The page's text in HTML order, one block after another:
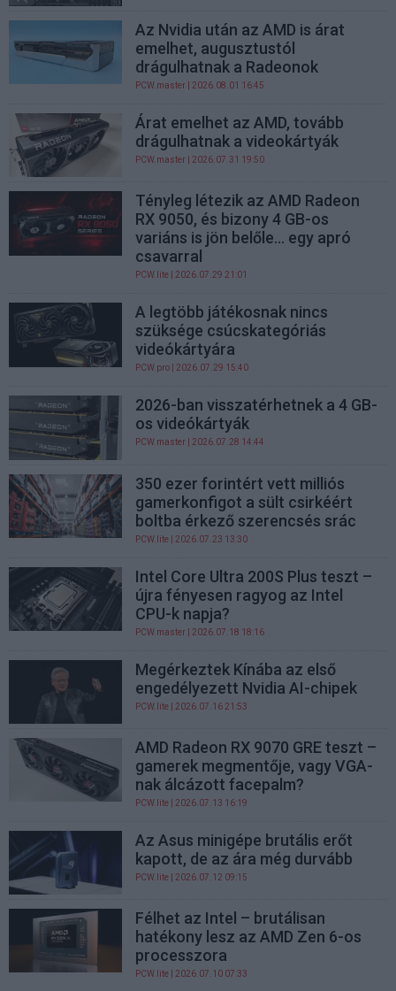
Az Nvidia után az AMD is árat
emelhet, augusztustól
drágulhatnak a Radeonok
PCW.master | 2026.08.01 16:45
Árat emelhet az AMD, tovább
drágulhatnak a videokártyák
PCW.master | 2026.07.31 19:50
Tényleg létezik az AMD Radeon
RX 9050, és bizony 4 GB-os
variáns is jön belőle... egy apró
csavarral
PCW.lite | 2026.07.29 21:01
A legtöbb játékosnak nincs
szüksége csúcskategóriás
videókártyára
PCW.pro | 2026.07.29 15:40
2026-ban visszatérhetnek a 4 GB-
os videókártyák
PCW.master | 2026.07.28 14:44
350 ezer forintért vett milliós
gamerkonfigot a sült csirkéért
boltba érkező szerencsés srác
PCW.lite | 2026.07.23 13:30
Intel Core Ultra 200S Plus teszt –
újra fényesen ragyog az Intel
CPU-k napja?
PCW.master | 2026.07.18 18:16
Megérkeztek Kínába az első
engedélyezett Nvidia AI-chipek
PCW.lite | 2026.07.16 21:53
AMD Radeon RX 9070 GRE teszt –
gamerek megmentője, vagy VGA-
nak álcázott facepalm?
PCW.lite | 2026.07.13 16:19
Az Asus minigépe brutális erőt
kapott, de az ára még durvább
PCW.lite | 2026.07.12 09:15
Félhet az Intel – brutálisan
hatékony lesz az AMD Zen 6-os
processzora
PCW.lite | 2026.07.10 07:33